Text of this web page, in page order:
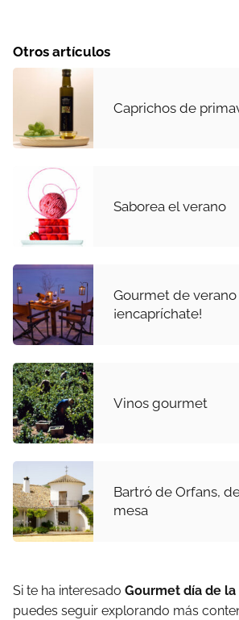
Otros artículos
Caprichos de
Saborea el verano
Gourmet de verano
¡encapríchate!
Vinos gourmet
Bartró de Orfans,
mesa
Si te ha interesado Gourmet día de la
puedes seguir explorando más